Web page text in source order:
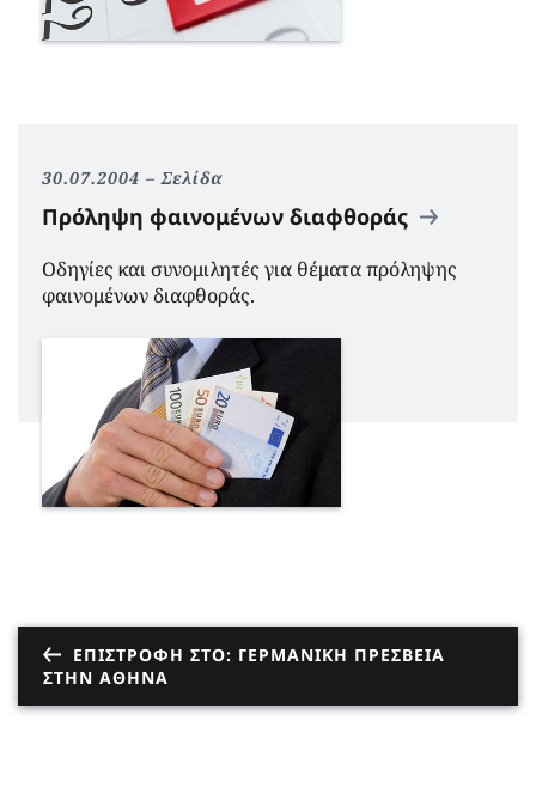
30.07.2004 Σελίδα
Πρόληψη φαινομένων διαφθοράς
Οδηγίες και συνομιλητές για θέματα πρόληψης
φαινομένων διαφθοράς.
ΕΠΙΣΤΡΟΦΉ ΣΤΟ: ΓΕΡΜΑΝΙΚΉ ΠΡΕΣΒΕΊΑ
ΣΤΗΝ ΑΘΉΝΑ